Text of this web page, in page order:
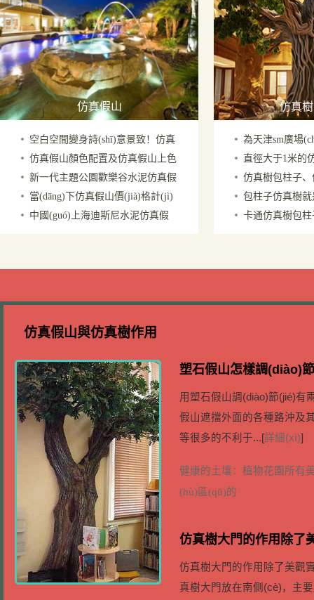
仿真假山
空白空間變身詩(shī)意景致！仿真
假山石的造景蛻變過程
仿真假山顏色配置及仿真假山上色
方法－北京廠家
新一代主題公園歡樂谷水泥仿真假
山價(jià)格多少錢一平米
當(dāng)下仿真假山價(jià)格計(jì)
算方法及單價(jià)多少錢一平米
中國(guó)上海迪斯尼水泥仿真假
仿真
為天津sm廣場
包柱子－北京廠家
直徑大于1米的
京廠家在廣州
仿真樹包柱子
子－制作于上海
包柱子仿真樹
仿真藝術(shù)品
卡通仿真樹包
仿真假山與仿真樹作用
塑石假山怎樣調(diào)
用塑石假山調(diào)節(jié)有
假山遮擋外面的各種路沖及
等很多的不利于...[詳細(xì)]
健康的土壤：植物花園所有
(hù)區(qū)的
仿真樹大門的作用除了
(diǎn)
仿真樹大門的作用除了美觀
真樹大門放在南側(cè)，主